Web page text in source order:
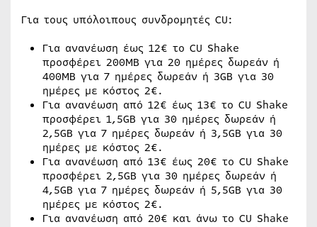
Για τους υπόλοιπους συνδρομητές CU:
Για ανανέωση έως 12€ το CU Shake
προσφέρει 200MB για 20 ημέρες δωρεάν ή
400MB για 7 ημέρες δωρεάν ή 3GB για 30
ημέρες με κόστος 2€.
Για ανανέωση από 12€ έως 13€ το CU Shake
προσφέρει 1,5GB για 30 ημέρες δωρεάν ή
2,5GB για 7 ημέρες δωρεάν ή 3,5GB για 30
ημέρες με κόστος 2€.
Για ανανέωση από 13€ έως 20€ το CU Shake
προσφέρει 2,5GB για 30 ημέρες δωρεάν ή
4,5GB για 7 ημέρες δωρεάν ή 5,5GB για 30
ημέρες με κόστος 2€.
Για ανανέωση από 20€ και άνω το CU Shake